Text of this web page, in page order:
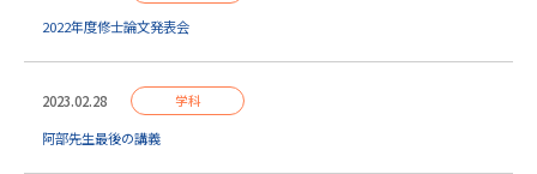
2022年度修士論文発表会
2023.02.28 学科
阿部先生最後の講義